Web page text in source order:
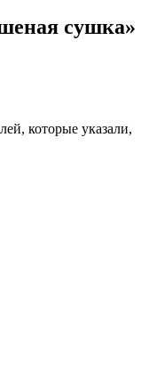
сушка»
которые указали,